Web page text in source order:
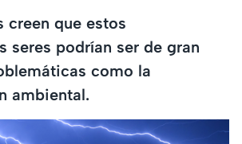
creen que estos
seres podrían ser de gran
como la
ambiental.